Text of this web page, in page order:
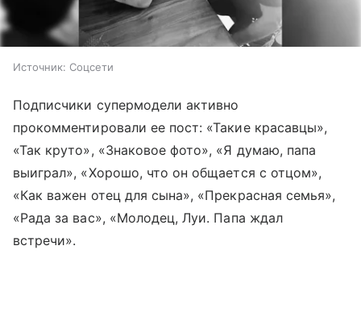
Источник: Соцсети
Подписчики супермодели активно
прокомментировали ее пост: «Такие красавцы»,
«Так круто», «Знаковое фото», «Я думаю, папа
выиграл», «Хорошо, что он общается с отцом»,
«Как важен отец для сына», «Прекрасная семья»,
«Рада за вас», «Молодец, Луи. Папа ждал
встречи».